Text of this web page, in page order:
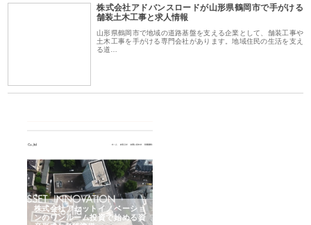
株式会社アドバンスロードが山形県鶴岡市で手がける
舗装土木工事と求人情報
山形県鶴岡市で地域の道路基盤を支える企業として、舗装工事や
土木工事を手がける専門会社があります。地域住民の生活を支え
る道…
株式会社アセットイノベーショ
ンのワンルーム投資で始める資